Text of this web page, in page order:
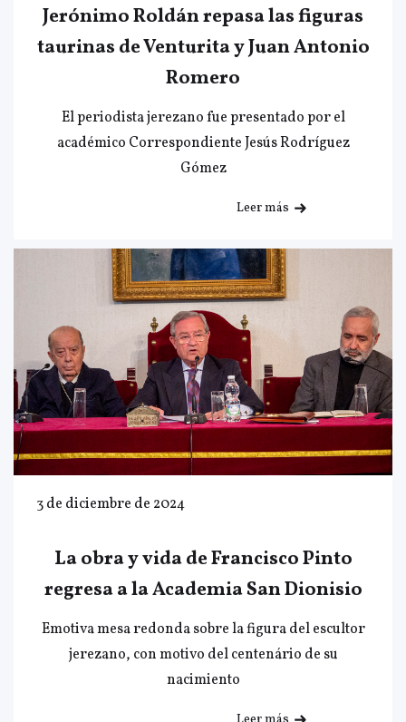
Jerónimo Roldán repasa las figuras
taurinas de Venturita y Juan Antonio
Romero
El periodista jerezano fue presentado por el
académico Correspondiente Jesús Rodríguez
Gómez
Leer más
3 de diciembre de 2024
La obra y vida de Francisco Pinto
regresa a la Academia San Dionisio
Emotiva mesa redonda sobre la figura del escultor
jerezano, con motivo del centenário de su
nacimiento